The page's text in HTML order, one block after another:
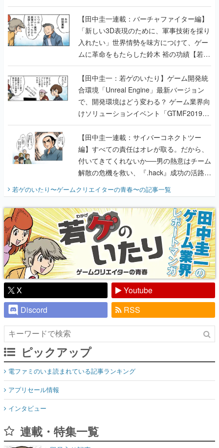
【若ゲのいたり最終回】
【田中圭一連載：バーチャファイター編】
「新しい3D表現のために、軍事技術を採り
入れたい」世界情勢を味方につけて、ゲー
ムに革命をもたらした鈴木 裕の功績【若ゲ
のいたり】
【田中圭一：若ゲのいたり】ゲーム開発統
合環境「Unreal Engine」最新バージョン
で、開発環境はどう変わる？ ゲーム業界向
けソリューションイベント「GTMF2019」
に行って、より理解を深めよう【PR】
【田中圭一連載：サイバーコネクトツー
編】すべての責任はオレが取る。だから、
付いてきてくれないか──男の熱意はチーム
解散の危機を救い、『.hack』成功の活路を
『少年ジャンプ』色だった【若ゲのいた
り】
若ゲのいたり〜ゲームクリエイターの青春〜の記事一覧
X
Youtube
Discord
RSS
ピックアップ
電ファミのいま読まれている記事ランキング
アプリセール情報
インタビュー
連載・特集一覧